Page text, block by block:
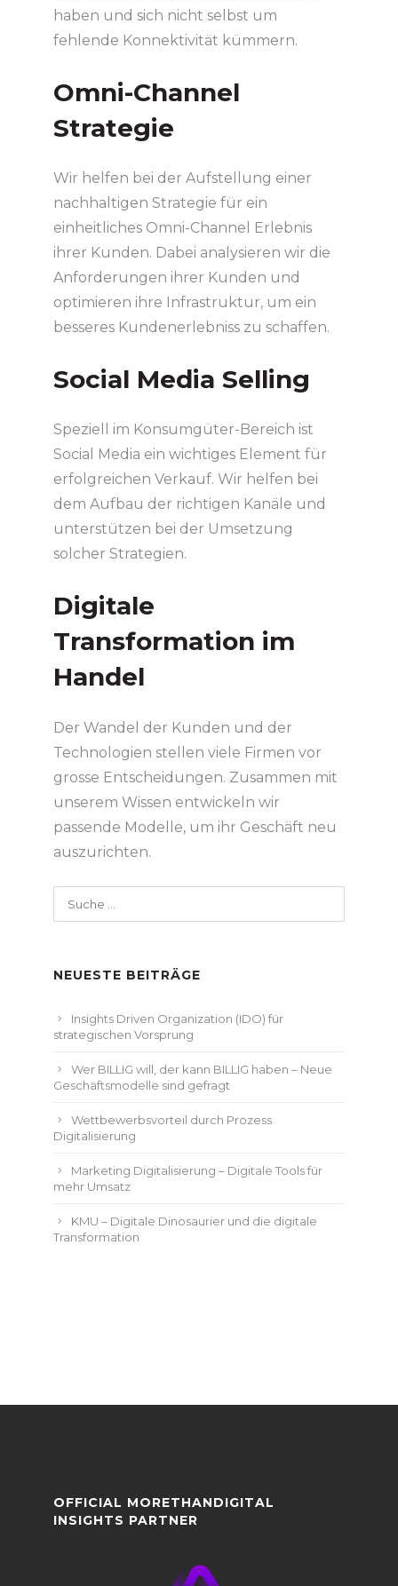
haben und sich nicht selbst um
fehlende Konnektivität kümmern.
Omni-Channel
Strategie
Wir helfen bei der Aufstellung einer
nachhaltigen Strategie für ein
einheitliches Omni-Channel Erlebnis
ihrer Kunden. Dabei analysieren wir die
Anforderungen ihrer Kunden und
optimieren ihre Infrastruktur, um ein
besseres Kundenerlebniss zu schaffen.
Social Media Selling
Speziell im Konsumgüter-Bereich ist
Social Media ein wichtiges Element für
erfolgreichen Verkauf. Wir helfen bei
dem Aufbau der richtigen Kanäle und
unterstützen bei der Umsetzung
solcher Strategien.
Digitale
Transformation im
Handel
Der Wandel der Kunden und der
Technologien stellen viele Firmen vor
grosse Entscheidungen. Zusammen mit
unserem Wissen entwickeln wir
passende Modelle, um ihr Geschäft neu
auszurichten.
NEUESTE BEITRÄGE
Insights Driven Organization (IDO) für
strategischen Vorsprung
Wer BILLIG will, der kann BILLIG haben – Neue
Geschäftsmodelle sind gefragt
Wettbewerbsvorteil durch Prozess
Digitalisierung
Marketing Digitalisierung – Digitale Tools für
mehr Umsatz
KMU – Digitale Dinosaurier und die digitale
Transformation
OFFICIAL MORETHANDIGITAL
INSIGHTS PARTNER